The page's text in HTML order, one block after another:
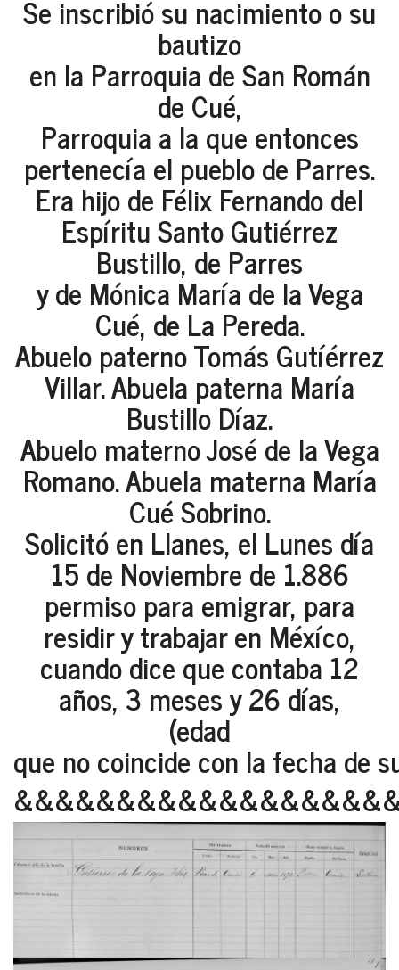
Se inscribió su nacimiento o su
bautizo
en la Parroquia de San Román
de Cué,
Parroquia a la que entonces
pertenecía el pueblo de Parres.
Era hijo de Félix Fernando del
Espíritu Santo Gutiérrez
Bustillo, de Parres
y de Mónica María de la Vega
Cué, de La Pereda.
Abuelo paterno Tomás Gutíérrez
Villar. Abuela paterna María
Bustillo Díaz.
Abuelo materno José de la Vega
Romano. Abuela materna María
Cué Sobrino.
Solicitó en Llanes, el Lunes día
15 de Noviembre de 1.886
permiso para emigrar, para
residir y trabajar en Méxíco,
cuando dice que contaba 12
años, 3 meses y 26 días,
(edad
que no coincide con la fecha de